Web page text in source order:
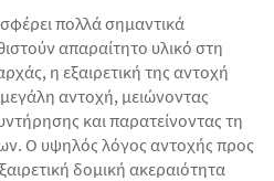
πολλά σημαντικά
απαραίτητο υλικό στη
η εξαιρετική της αντοχή
αντοχή, μειώνοντας
και παρατείνοντας τη
Ο υψηλός λόγος αντοχής προς
δομική ακεραιότητα